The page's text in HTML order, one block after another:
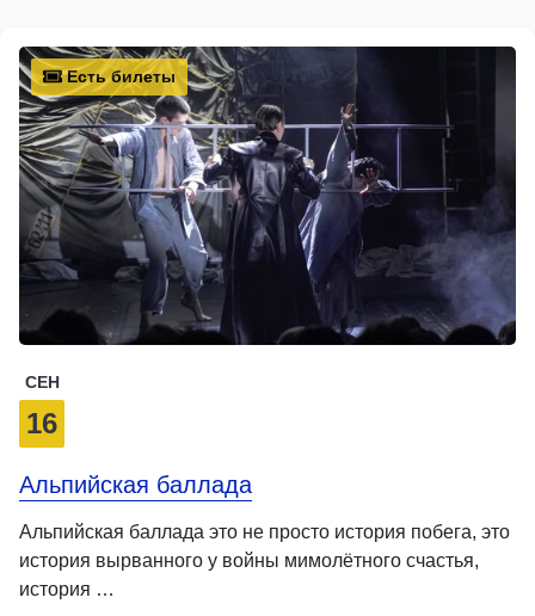
Есть билеты
СЕН
16
Альпийская баллада
Альпийская баллада это не просто история побега, это
история вырванного у войны мимолётного счастья,
история …